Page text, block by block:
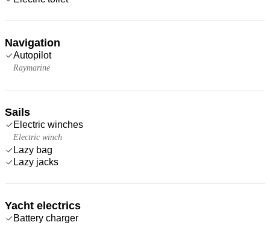
Navigation
Autopilot
Raymarine
Sails
Electric winches
Electric winch
Lazy bag
Lazy jacks
Yacht electrics
Battery charger